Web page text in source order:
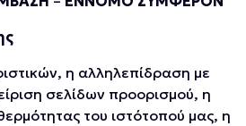
η αλληλεπίδραση με
σελίδων προορισμού, η
του ιστότοπού μας, η